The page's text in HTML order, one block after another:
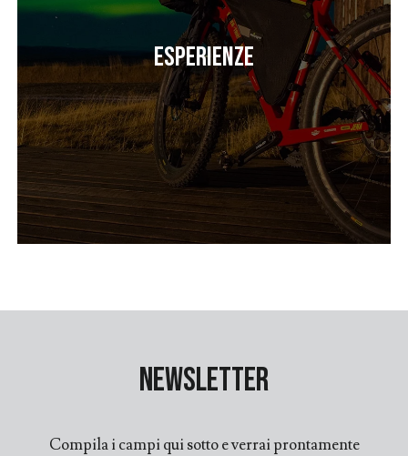
Esperienze
Newsletter
Compila i campi qui sotto e verrai prontamente